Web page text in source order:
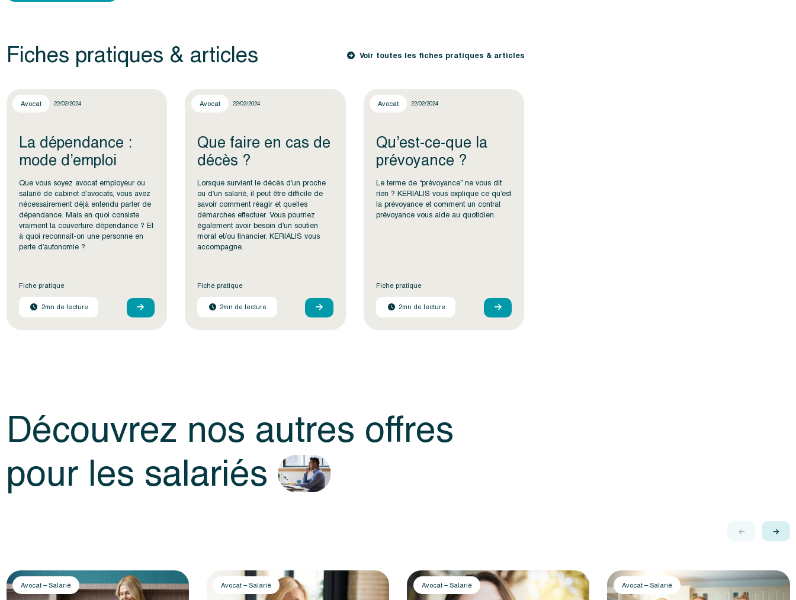
Fiches pratiques & articles Voir toutes les fiches pratiques & articles
Avocat 22/02/2024
La dépendance :
mode d’emploi
Que vous soyez avocat employeur ou
salarié de cabinet d’avocats, vous avez
nécessairement déjà entendu parler de
dépendance. Mais en quoi consiste
vraiment la couverture dépendance ? Et
à quoi reconnait-on une personne en
perte d’autonomie ?
Fiche pratique
2mn de lecture
Avocat 22/02/2024
Que faire en cas de
décès ?
Lorsque survient le décès d’un proche
ou d’un salarié, il peut être difficile de
savoir comment réagir et quelles
démarches effectuer. Vous pourriez
également avoir besoin d’un soutien
moral et/ou financier. KERIALIS vous
accompagne.
Fiche pratique
2mn de lecture
Avocat 22/02/2024
Qu’est-ce-que la
prévoyance ?
Le terme de “prévoyance” ne vous dit
rien ? KERIALIS vous explique ce qu’est
la prévoyance et comment un contrat
prévoyance vous aide au quotidien.
Fiche pratique
2mn de lecture
Découvrez nos autres offres
pour les salariés
Avocat – Salarié Avocat – Salarié Avocat – Salarié Avocat – Salarié